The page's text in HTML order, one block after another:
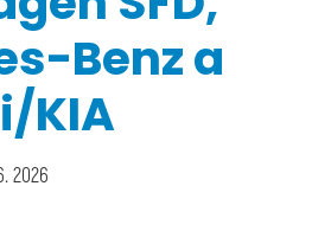
Benz a
KIA
2026